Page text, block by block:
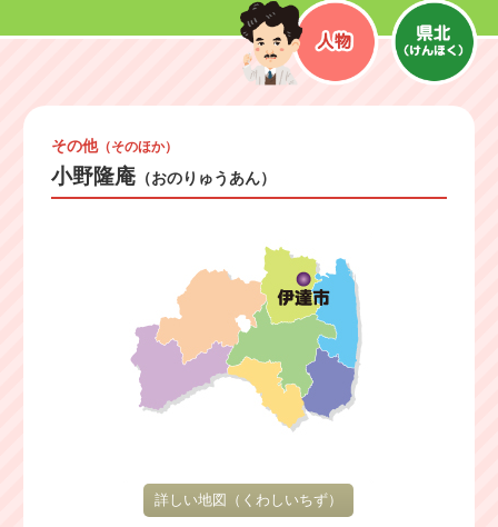
その他（そのほか）
小野隆庵（おのりゅうあん）
詳しい地図 （くわしいちず）